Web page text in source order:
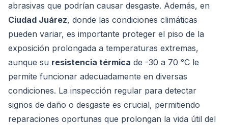
abrasivas que podrían causar desgaste. Además, en
Ciudad Juárez, donde las condiciones climáticas
pueden variar, es importante proteger el piso de la
exposición prolongada a temperaturas extremas,
aunque su resistencia térmica de -30 a 70 °C le
permite funcionar adecuadamente en diversas
condiciones. La inspección regular para detectar
signos de daño o desgaste es crucial, permitiendo
reparaciones oportunas que prolongan la vida útil del